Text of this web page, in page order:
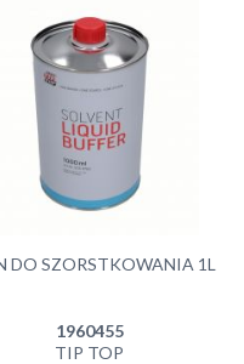
DO SZORSTKOWANIA 1L
1960455
TIP TOP